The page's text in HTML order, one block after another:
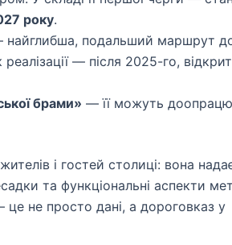
року.
подальший маршрут
— після 2025-го,
брами» — її можуть
і гостей столиці: вона
та функціональні аспекти
не просто дані, а дороговказ у